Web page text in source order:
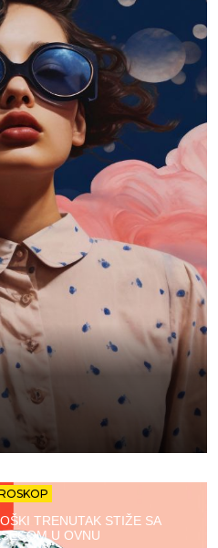
TRENUTAK STIŽE SA
U OVNU